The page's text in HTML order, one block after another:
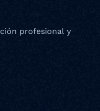
profesional y